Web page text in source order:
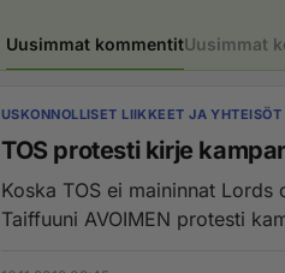
Uusimmat kommentitUusimmat
USKONNOLLISET LIIKKEET JA YHTEISÖT
TOS protesti kirje
Koska TOS ei maininnat
Taiffuuni AVOIMEN protesti